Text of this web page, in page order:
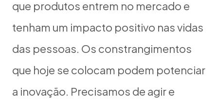
que produtos entrem no mercado e
tenham um impacto positivo nas vidas
das pessoas. Os constrangimentos
que hoje se colocam podem potenciar
a inovação. Precisamos de agir e